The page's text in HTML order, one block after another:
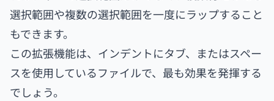
選択範囲や複数の選択範囲を一度にラップすること
もできます。
この拡張機能は、インデントにタブ、またはスペー
スを使用しているファイルで、最も効果を発揮する
でしょう。